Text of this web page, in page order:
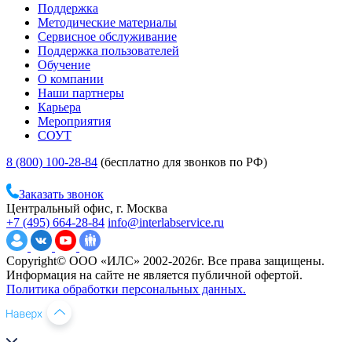
Поддержка
Методические материалы
Сервисное обслуживание
Поддержка пользователей
Обучение
О компании
Наши партнеры
Карьера
Мероприятия
СОУТ
8 (800) 100-28-84 (бесплатно для звонков по РФ)
Заказать звонок
Центральный офис, г. Москва
+7 (495) 664-28-84 info@interlabservice.ru
Copyright© ООО «ИЛС» 2002-2026г. Все права защищены.
Информация на сайте не является публичной офертой.
Политика обработки персональных данных.